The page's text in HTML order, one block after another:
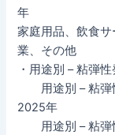
年
家庭用品、飲食
業、その他
・用途別 – 粘弾
用途別 – 粘弾
2025年
用途別 – 粘弾